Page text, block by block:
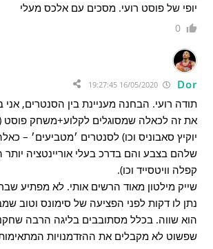
יופי של פוסט רועי. מסכים עם אלכס מעלי
0
Dor
תודה רועי. הבחנה מעניינת בין הסנטרים, אני
את זה לכאלה שמסוגלים לקלוע+משחק פוסט
יוקיץ סאבוניס וכו) לסנטרים ׳מטביעים׳ –
שלהם בצבע והם בדרכ בעלי אוריינטציה
קפלה וויטסייד וכו).
שייק מילטון מאוד הרשים אותי. לא מפתיע
נתן לו דקות לפני הפציעה של סימונס וטוב
הוא שווה. בכלל מסתובבים בליגה הרבה
שפשוט לא מקבלים את ההזדמנויות